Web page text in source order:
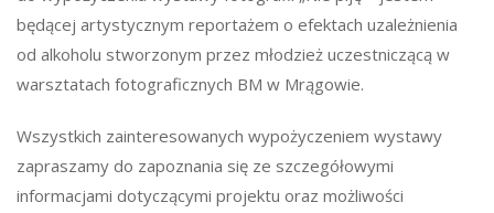
będącej artystycznym reportażem o efektach uzależnienia
od alkoholu stworzonym przez młodzież uczestniczącą w
warsztatach fotograficznych BM w Mrągowie.
Wszystkich zainteresowanych wypożyczeniem wystawy
zapraszamy do zapoznania się ze szczegółowymi
informacjami dotyczącymi projektu oraz możliwości